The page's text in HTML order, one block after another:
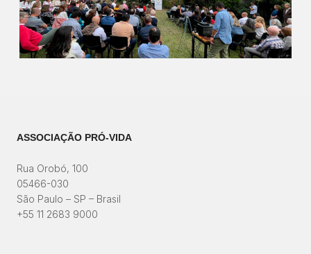
ASSOCIAÇÃO PRÓ-VIDA
Rua Orobó, 100
05466-030
São Paulo – SP – Brasil
+55 11 2683 9000